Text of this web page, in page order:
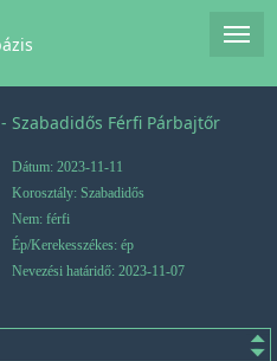
Szabadidős Férfi Párbajtőr
Dátum: 2023-11-11
Korosztály: Szabadidős
Nem: férfi
Ép/Kerekesszékes: ép
Nevezési határidő: 2023-11-07